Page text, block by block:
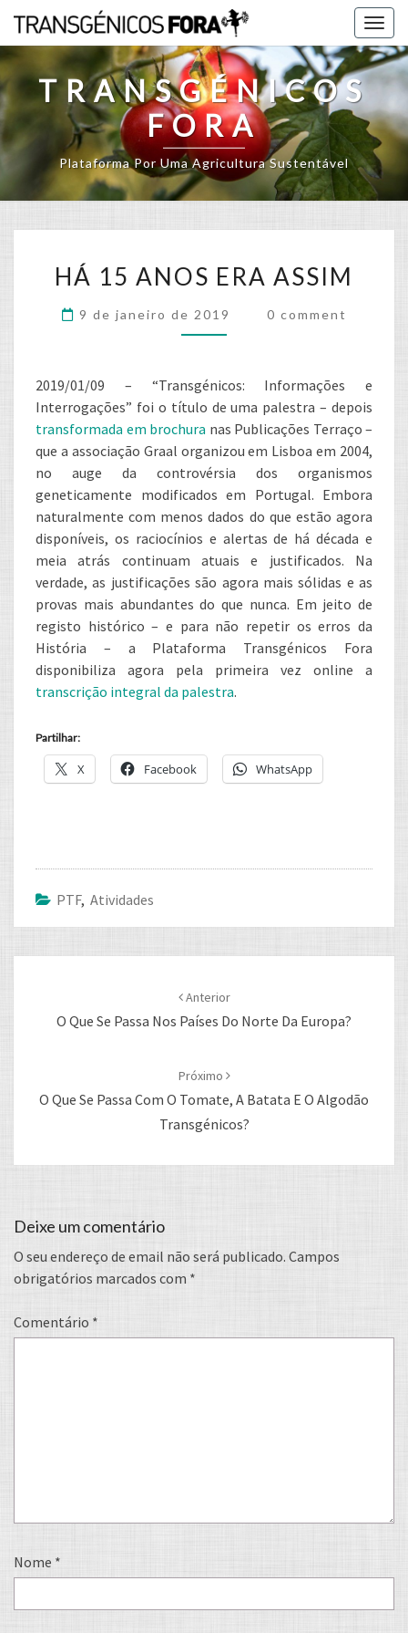
Skip
content
TRANSGÉNICOS
FORA
Plataforma Por Uma Agricultura Sustentável
15
ERA
HÁ 15 ANOS ERA ASSIM
9 de janeiro de 2019 Comments
0 comment
2019/01/09 – “Transgénicos: Informações e
Interrogações” foi o título de uma palestra – depois
transformada em brochura nas Publicações Terraço –
que a associação Graal organizou em Lisboa em 2004,
no auge da controvérsia dos organismos
geneticamente modificados em Portugal. Embora
naturalmente com menos dados do que estão agora
disponíveis, os raciocínios e alertas de há década e
meia atrás continuam atuais e justificados. Na
verdade, as justificações são agora mais sólidas e as
provas mais abundantes do que nunca. Em jeito de
registo histórico – e para não repetir os erros da
História – a Plataforma Transgénicos Fora
disponibiliza agora pela primeira vez online a
transcrição integral da palestra.
Partilhar:
X Facebook WhatsApp
PTF, Atividades
Anterior
O Que Se Passa Nos Países Do Norte Da Europa?
Próximo
O Que Se Passa Com O Tomate, A Batata E O Algodão
Transgénicos?
Deixe um comentário
O seu endereço de email não será publicado. Campos
obrigatórios marcados com *
Comentário *
Nome *